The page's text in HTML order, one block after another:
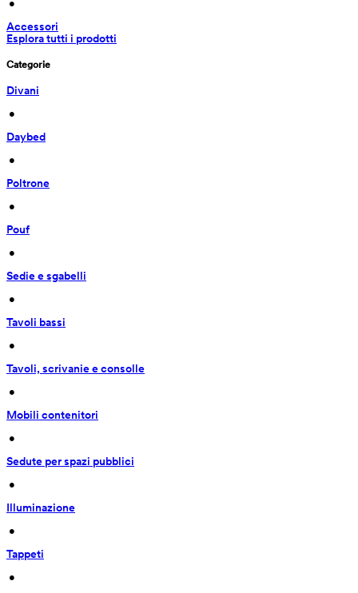
•
Accessori
Esplora tutti i prodotti
Categorie
Divani
•
Daybed
•
Poltrone
•
Pouf
•
Sedie e sgabelli
•
Tavoli bassi
•
Tavoli, scrivanie e consolle
•
Mobili contenitori
•
Sedute per spazi pubblici
•
Illuminazione
•
Tappeti
•